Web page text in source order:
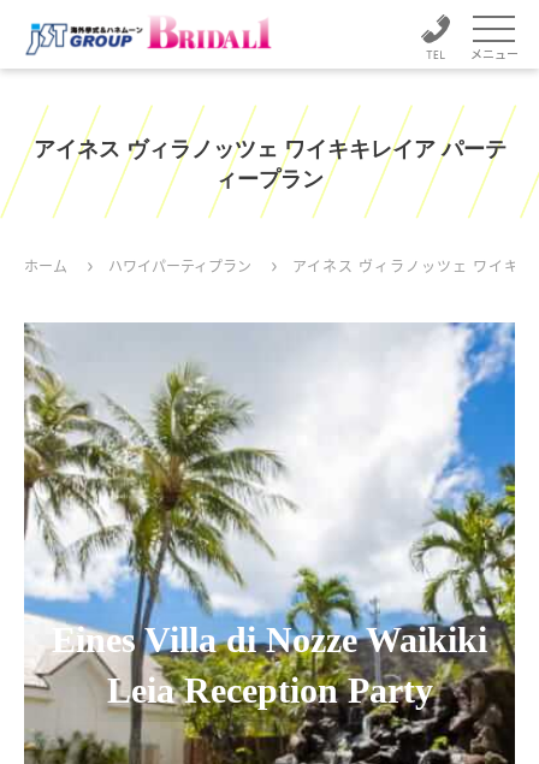
メニュー
アイネス ヴィラノッツェ ワイキキレイア パーテ
ィープラン
ホーム ハワイパーティプラン アイネス ヴィラノッツェ ワイキ
Eines Villa di Nozze Waikiki
Leia Reception Party